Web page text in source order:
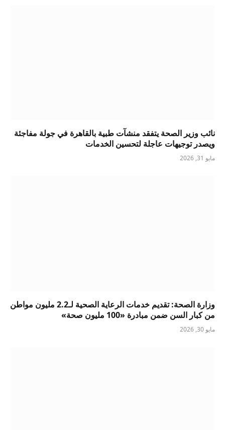
نائب وزير الصحة يتفقد منشآت طبية بالقاهرة في جولة مفاجئة
ويصدر توجيهات عاجلة لتحسين الخدمات
مايو 31, 2026
وزارة الصحة: تقديم خدمات الرعاية الصحية لـ2.2 مليون مواطن
من كبار السن ضمن مبادرة «100 مليون صحة»
مايو 30, 2026